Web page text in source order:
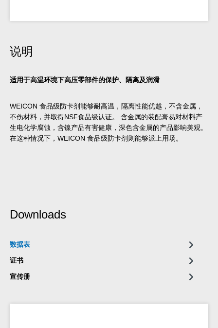
说明
适用于高温环境下高压零部件的保护、隔离及润滑
WEICON 食品级防卡剂能够耐高温，隔离性能优越，不含金属，
不伤材料，并取得NSF食品级认证。 含金属的装配膏易对材料产
生电化学腐蚀，含镍产品有害健康，深色含金属的产品影响美观。
在这种情况下，WEICON 食品级防卡剂则能够派上用场。
Downloads
数据表
证书
宣传册